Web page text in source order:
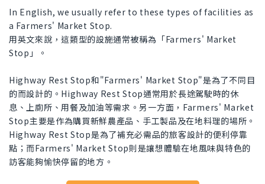
In English, we usually refer to these types of facilities as
a Farmers' Market Stop.
用英文來說，這類型的設施通常被稱為「Farmers' Market
Stop」。
Highway Rest Stop和"Farmers' Market Stop"是為了不同目
的而設計的。Highway Rest Stop通常用於長途駕駛時的休
息、上廁所、用餐及加油等需求。另一方面，Farmers' Market
Stop主要是作為購買新鮮農產品、手工製品及在地料理的場所。
Highway Rest Stop是為了補充必需品的旅客設計的便利停靠
點；而Farmers' Market Stop則是讓想體驗在地風味與特色的
訪客能夠愉快停留的地方。